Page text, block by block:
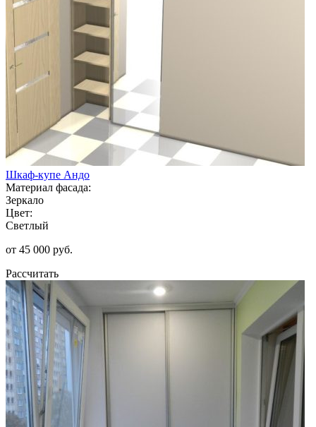
Шкаф-купе Андо
Материал фасада:
Зеркало
Цвет:
Светлый
от 45 000 руб.
Рассчитать